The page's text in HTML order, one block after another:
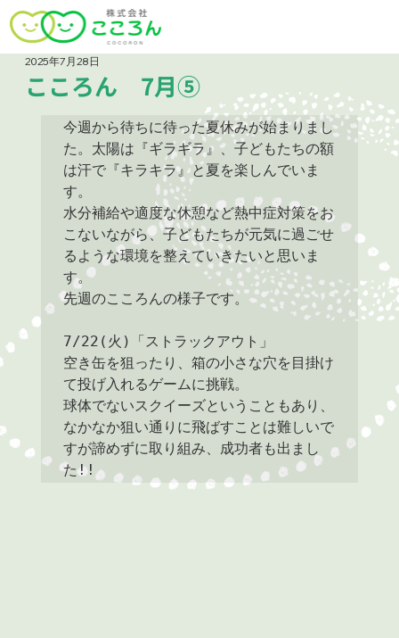
こころん 7月⑤
2025年7月28日
今週から待ちに待った夏休みが始まりまし
た。太陽は『ギラギラ』、子どもたちの額
は汗で『キラキラ』と夏を楽しんでいま
す。
水分補給や適度な休憩など熱中症対策をお
こないながら、子どもたちが元気に過ごせ
るような環境を整えていきたいと思いま
す。
先週のこころんの様子です。
7/22(火)「ストラックアウト」
空き缶を狙ったり、箱の小さな穴を目掛け
て投げ入れるゲームに挑戦。
球体でないスクイーズということもあり、
なかなか狙い通りに飛ばすことは難しいで
すが諦めずに取り組み、成功者も出まし